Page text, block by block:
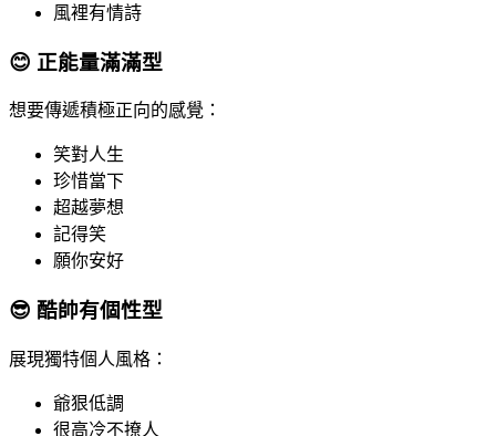
風裡有情詩
😊 正能量滿滿型
想要傳遞積極正向的感覺：
笑對人生
珍惜當下
超越夢想
記得笑
願你安好
😎 酷帥有個性型
展現獨特個人風格：
爺狠低調
很高冷不撩人